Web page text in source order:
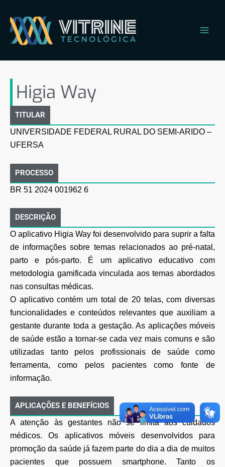
para
conteúdo
Higia Way
TITULAR
UNIVERSIDADE FEDERAL RURAL DO SEMI-ARIDO –
UFERSA
PROCESSO
BR 51 2024 001962 6
DESCRIÇÃO
O aplicativo Higia Way foi desenvolvido para suprir a falta
de informações sobre temas relacionados ao pré-natal,
parto e pós-parto. É um aplicativo educativo com
metodologia gamificada vinculada aos temas abordados
nas consultas médicas.
O aplicativo contém um total de 20 telas, com diversas
funcionalidades e conteúdos relevantes que auxiliam a
gestante durante toda a gestação. As aplicações móveis
de saúde estão a tornar-se cada vez mais comuns e são
utilizadas tanto pelos profissionais de saúde como
ferramenta, como pelos pacientes como fonte de
informação.
APLICAÇÕES E BENEFÍCIOS
A atenção às gestantes não se limita aos cuidados
médicos. Os aplicativos móveis desenvolvidos para
promoção da saúde já fazem parte do dia a dia de muitos
pacientes que possuem smartphone. Tanto os